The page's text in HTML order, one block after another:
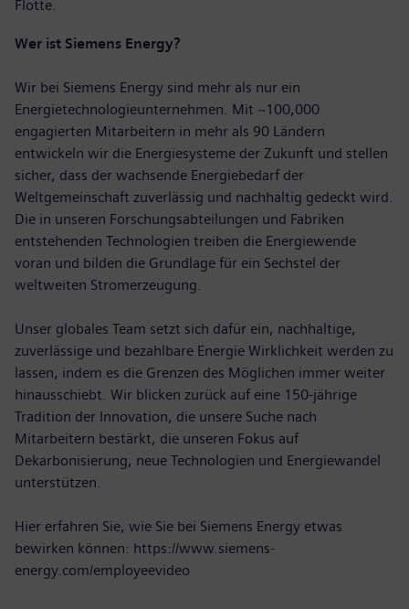
Flotte.
Wer ist Siemens Energy?
Wir bei Siemens Energy sind mehr als nur ein
Energietechnologieunternehmen. Mit ~100,000
engagierten Mitarbeitern in mehr als 90 Ländern
entwickeln wir die Energiesysteme der Zukunft und stellen
sicher, dass der wachsende Energiebedarf der
Weltgemeinschaft zuverlässig und nachhaltig gedeckt wird.
Die in unseren Forschungsabteilungen und Fabriken
entstehenden Technologien treiben die Energiewende
voran und bilden die Grundlage für ein Sechstel der
weltweiten Stromerzeugung.
Unser globales Team setzt sich dafür ein, nachhaltige,
zuverlässige und bezahlbare Energie Wirklichkeit werden zu
lassen, indem es die Grenzen des Möglichen immer weiter
hinausschiebt. Wir blicken zurück auf eine 150-jährige
Tradition der Innovation, die unsere Suche nach
Mitarbeitern bestärkt, die unseren Fokus auf
Dekarbonisierung, neue Technologien und Energiewandel
unterstützen.
Hier erfahren Sie, wie Sie bei Siemens Energy etwas
bewirken können: https://www.siemens-
energy.com/employeevideo